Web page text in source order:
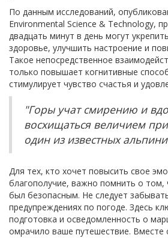
По данным исследований,
Environmental Science & Technology,
двадцать минут в день могут
здоровье, улучшить настроение и
Такое непосредственное
только повышает когнитивные
стимулирует чувство счастья и
"Горы учат смирению и
восхищаться величием
один из известных
Для тех, кто хочет повысить свое
благополучие, важно помнить о
был безопасным. Не следует
предупреждениях по погоде. Здесь
подготовка и осведомленность о
омрачило ваше путешествие. Вместе